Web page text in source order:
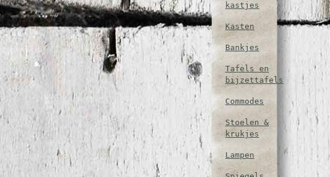
kastjes
Kasten
Bankjes
Tafels en
bijzettafels
Commodes
Stoelen &
krukjes
Lampen